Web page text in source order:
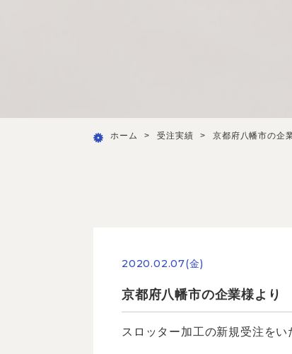
ホーム > 受注実績 > 京都府八幡市の企
2020.02.07(金)
京都府八幡市の企業様より
スロッター加工の新規受注を